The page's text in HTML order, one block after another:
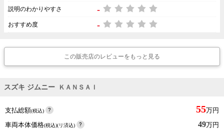
説明のわかりやすさ -
おすすめ度 -
この販売店のレビューをもっと見る
スズキ ジムニー ＫＡＮＳＡＩ
支払総額(税込) 55万円
車両本体価格(税込)(リ済込) 49万円